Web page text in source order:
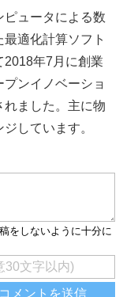
ュータによる数
適化計算ソフト
2018年7月に創業
ンイノベーショ
れました。主に物
しています。